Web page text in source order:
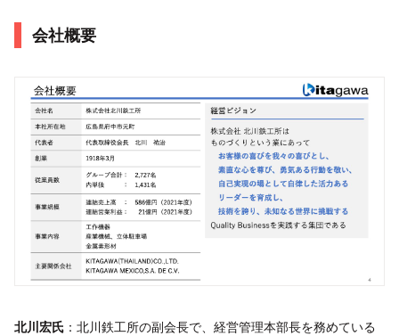
会社概要
北川宏氏 ：北川鉄工所の副会長で、経営管理本部長を務めている